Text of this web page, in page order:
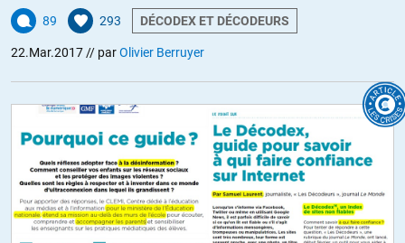
89 293 DÉCODEX ET DÉCODEURS
22.Mar.2017 // parOlivier Berruyer